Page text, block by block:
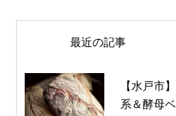
最近の記事
【水戸市
系＆酵母